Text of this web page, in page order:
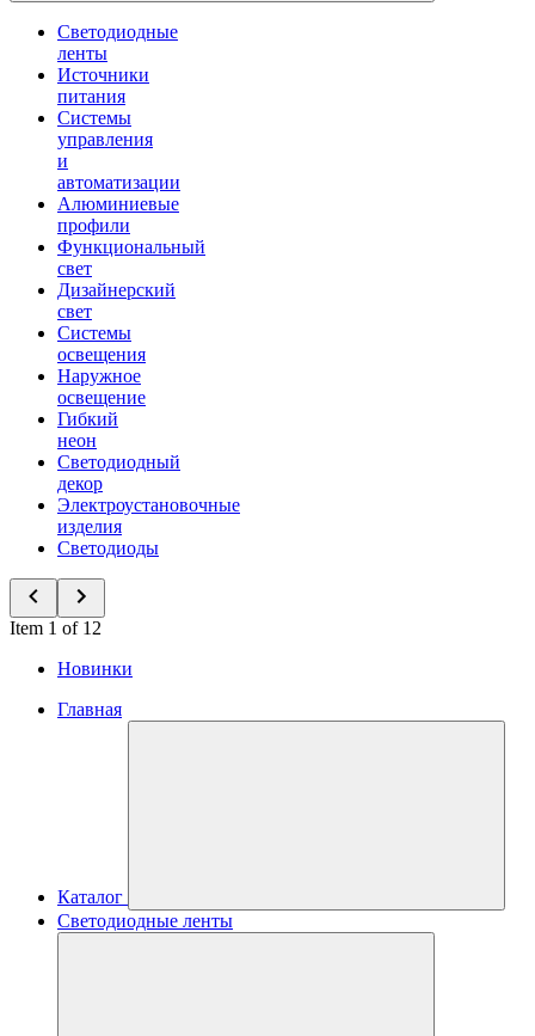
Светодиодные
ленты
Источники
питания
Системы
управления
и
автоматизации
Алюминиевые
профили
Функциональный
свет
Дизайнерский
свет
Системы
освещения
Наружное
освещение
Гибкий
неон
Светодиодный
декор
Электроустановочные
изделия
Светодиоды
Item 1 of 12
Новинки
Главная
Каталог
Светодиодные ленты